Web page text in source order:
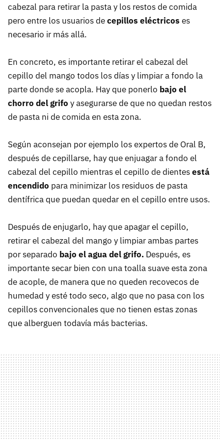
cabezal para retirar la pasta y los restos de comida
pero entre los usuarios decepillos eléctricos es
necesario ir más allá.
En concreto, es importante retirar el cabezal del
cepillo del mango todos los días y limpiar a fondo la
parte donde se acopla. Hay que ponerlo bajo el
chorro del grifo y asegurarse de que no quedan restos
de pasta ni de comida en esta zona.
Según aconsejan por ejemplo los expertos de Oral B,
después de cepillarse, hay que enjuagar a fondo el
cabezal del cepillo mientras el cepillo de dientesestá
encendido para minimizar los residuos de pasta
dentífrica que puedan quedar en el cepillo entre usos.
Después de enjugarlo, hay que apagar el cepillo,
retirar el cabezal del mango y limpiar ambas partes
por separado bajo el agua del grifo. Después, es
importante secar bien con una toalla suave esta zona
de acople, de manera que no queden recovecos de
humedad y esté todo seco, algo que no pasa con los
cepillos convencionales que no tienen estas zonas
que alberguen todavía más bacterias.